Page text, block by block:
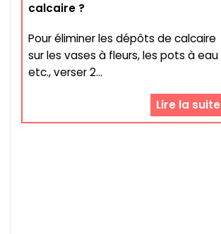
calcaire ?
Pour éliminer les dépôts de calcaire
sur les vases à fleurs, les pots à eau
etc., verser 2...
Lire la suite